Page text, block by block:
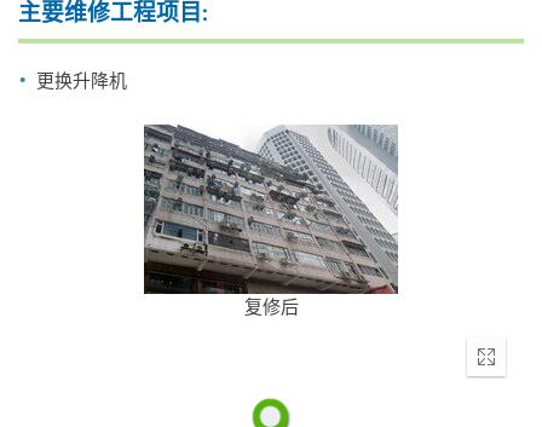
主要维修工程项目:
更换升降机
复修后
Enter